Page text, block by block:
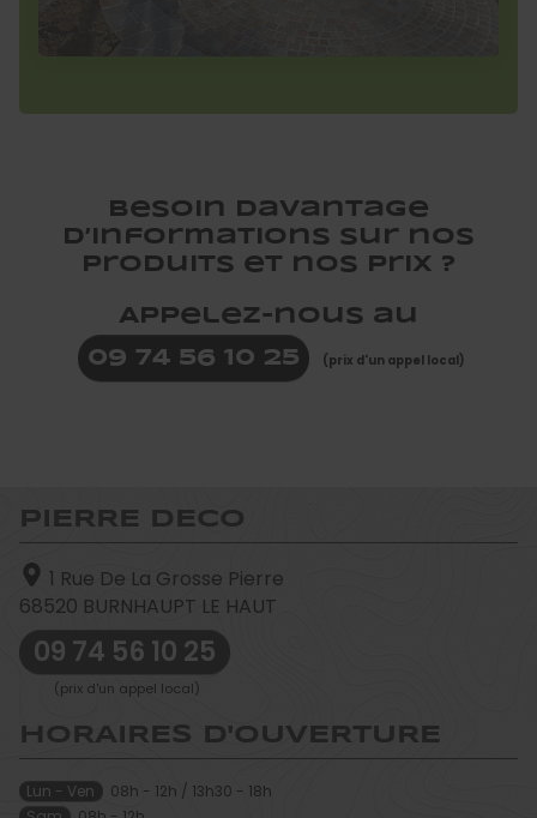
Besoin davantage
d’informations sur nos
produits et nos prix ?
Appelez-nous au
09 74 56 10 25
(prix d'un appel local)
PIERRE DECO
1 Rue De La Grosse Pierre
68520 BURNHAUPT LE HAUT
09 74 56 10 25
(prix d'un appel local)
HORAIRES D'OUVERTURE
Lun - Ven
08h - 12h / 13h30 - 18h